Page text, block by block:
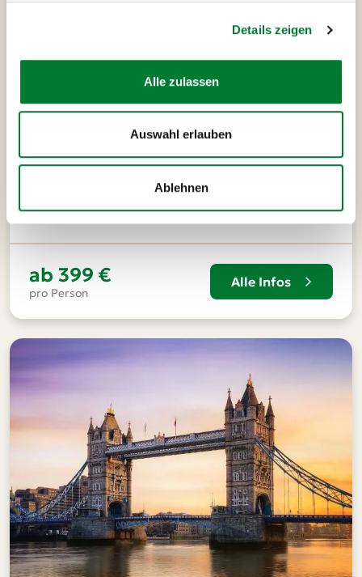
Details zeigen
Alle zulassen
Auswahl erlauben
Ablehnen
1 Termin
Paris Sommer Special
Der Geheimtipp
Montag bis Sonntag mit Nachtrückfahrt
ab 399 €
pro Person
Alle Infos